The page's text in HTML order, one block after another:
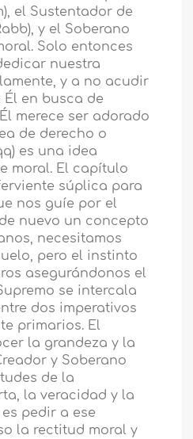
el Sustentador de
y el Soberano
Solo entonces
nuestra
y a no acudir
en busca de
merece ser adorado
de derecho o
es una idea
moral. El capítulo
súplica para
nos guíe por el
nuevo un concepto
necesitamos
pero el instinto
asegurándonos el
se intercala
dos imperativos
primarios. El
la grandeza y la
y Soberano
de la
la veracidad y la
pedir a ese
la rectitud moral y